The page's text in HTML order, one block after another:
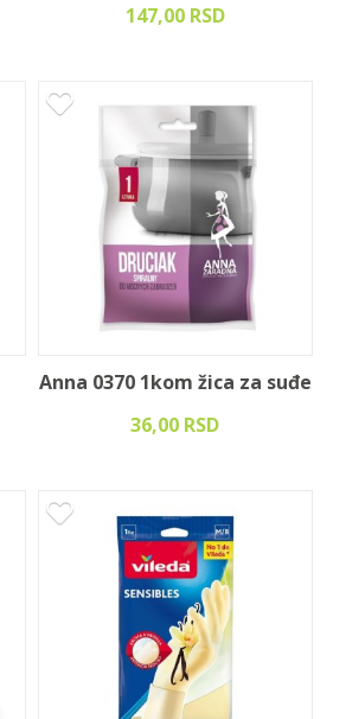
147,00 RSD
Anna 0370 1kom žica za suđe
36,00 RSD